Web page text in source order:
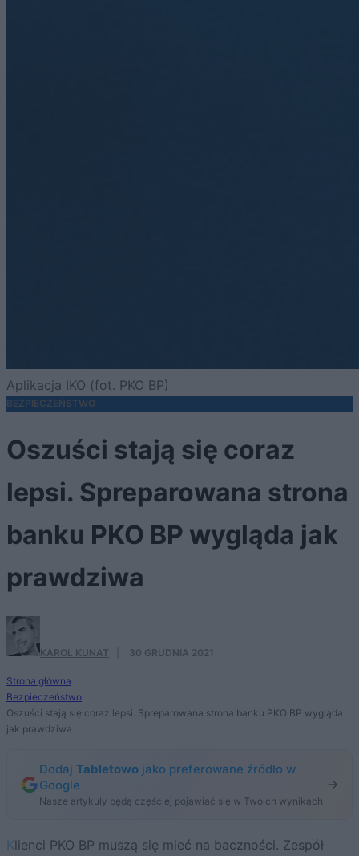
Aplikacja IKO (fot. PKO BP)
BEZPIECZEŃSTWO
Oszuści stają się coraz
lepsi. Spreparowana strona
banku PKO BP wygląda jak
prawdziwa
KAROL KUNAT 30 GRUDNIA 2021
Strona główna
Bezpieczeństwo
Oszuści stają się coraz lepsi. Spreparowana strona banku PKO BP wygląda
jak prawdziwa
Dodaj Tabletowo jako preferowane źródło w
Google
Nasze artykuły będą częściej pojawiać się w Twoich wynikach
Klienci PKO BP muszą się mieć na baczności. Zespół